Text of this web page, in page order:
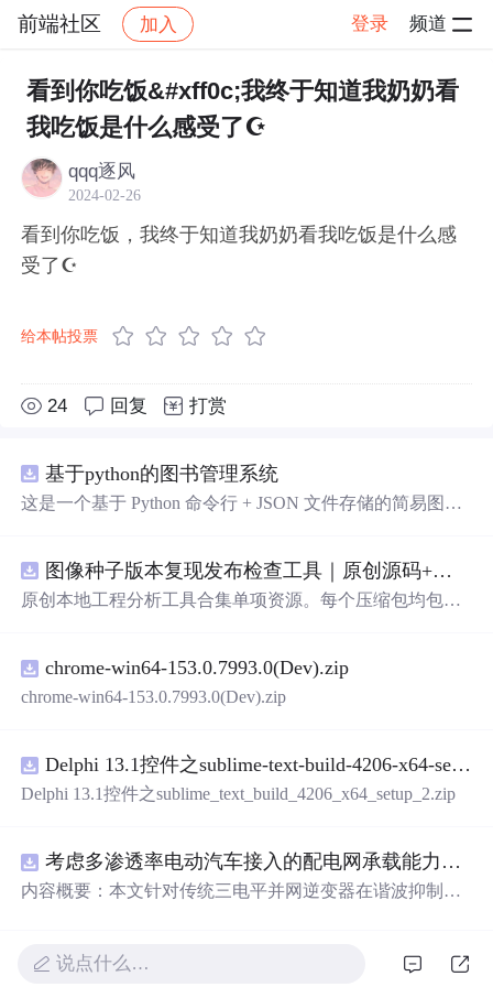
前端社区 加入 登录 频道
社区 前端社区 感慨 帖子详情
看到你吃饭&#xff0c;我终于知道我奶奶看
我吃饭是什么感受了☪
qqq逐风
2024-02-26
看到你吃饭，我终于知道我奶奶看我吃饭是什么感
受了☪
给本帖投票
24 回复 打赏
基于python的图书管理系统
这是一个基于 Python 命令行 + JSON 文件存储的简易图书
添加、删除、修改、搜索（按书名/作者/ISBN），每本书
记录馆藏总数和当前可借数量。 学生管理：支持学生信息
过借阅上限、是否重复借阅；还书时自动判断是否逾期
（期限 30 天）；支持查看全部借阅记录、逾期记录和某人
→ 业务层 → 界面层），职责清晰，易于扩展或替换（比
如把 JSON 换成数据库只需改 storage.py）；数据保存在本
地 data/ 目录的 JSON 文件中，关闭程序数据不丢失
图像种子版本复现发布检查工具｜原创源码+测试+离线报告
原创本地工程分析工具合集单项资源。每个压缩包均包含
行效果图、README、运行说明、功能清单、MIT License
及原创授权声明。Node.js 18+ 可直接运行，零第三方运行
chrome-win64-153.0.7993.0(Dev).zip
chrome-win64-153.0.7993.0(Dev).zip
Delphi 13.1控件之sublime-text-build-4206-x64-setup-2.zip
Delphi 13.1控件之sublime_text_build_4206_x64_setup_2.zip
考虑多渗透率电动汽车接入的配电网承载能力评估研究（Matlab代码实现）
内容概要：本文针对传统三电平并网逆变器在谐波抑制、
频脉宽调制（DPWMA）、正负序分离锁相与电网电压前
说点什么…